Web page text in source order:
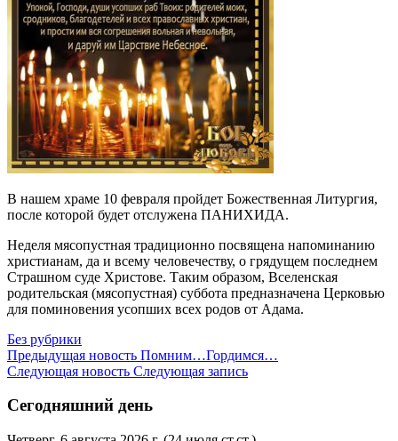
В нашем храме 10 февраля пройдет Божественная Литургия,
после которой будет отслужена ПАНИХИДА.
Неделя мясопустная традиционно посвящена напоминанию
христианам, да и всему человечеству, о грядущем последнем
Страшном суде Христове. Таким образом, Вселенская
родительская (мясопустная) суббота предназначена Церковью
для поминовения усопших всех родов от Адама.
Без рубрики
Предыдущая новость Помним…Гордимся…
Следующая новость Следующая запись
Сегодняшний день